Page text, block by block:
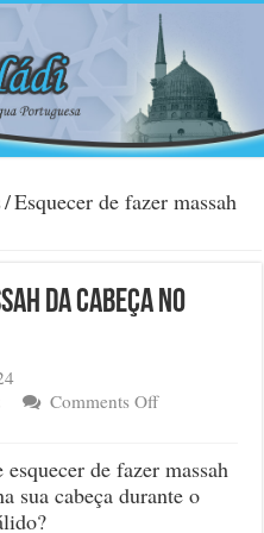
/Esquecer de fazer massah
da cabeça no
Comments Offon
fazer
massah
esquecer de fazer massah
sua cabeça durante o